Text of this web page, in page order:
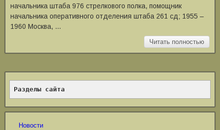
начальника штаба 976 стрелкового полка, помощник
начальника оперативного отделения штаба 261 сд; 1955 –
1960 Москва, …
Читать полностью
Разделы сайта
Новости